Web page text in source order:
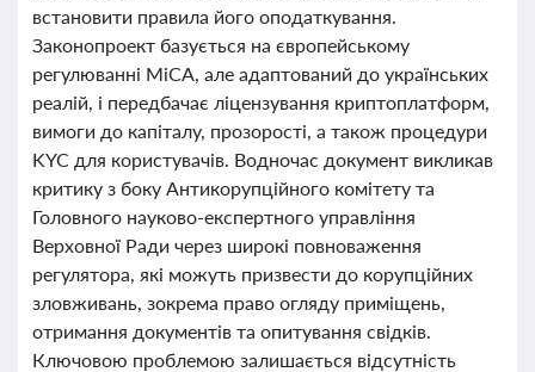
встановити правила його оподаткування.
Законопроект базується на європейському
регулюванні MiCA, але адаптований до українських
реалій, і передбачає ліцензування криптоплатформ,
вимоги до капіталу, прозорості, а також процедури
KYC для користувачів. Водночас документ викликав
критику з боку Антикорупційного комітету та
Головного науково-експертного управління
Верховної Ради через широкі повноваження
регулятора, які можуть призвести до корупційних
зловживань, зокрема право огляду приміщень,
отримання документів та опитування свідків.
Ключовою проблемою залишається відсутність